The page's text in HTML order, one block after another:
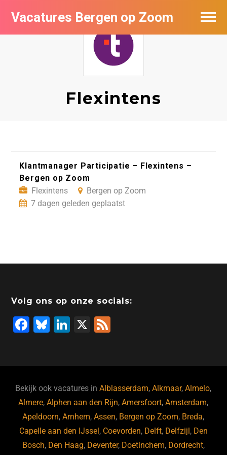
Vacatures Bergen op Zoom
Flexintens
Klantmanager Participatie – Flexintens –
Bergen op Zoom
Flexintens
Bergen op Zoom
7 dagen geleden geplaatst
Volg ons op onze socials:
F
b
o
o
k
Bl
ky
Li
dI
n
X
Bekijk ook vacatures inAlblasserdam,Alkmaar,Almelo,
Almere,Alphen aan den Rijn,Amersfoort,Amsterdam,
Apeldoorn,Arnhem,Assen, Bergen op Zoom, Breda,
Capelle aan den IJssel, Coevorden, Delft, Delfzijl, Den
Bosch, Den Haag, Deventer, Doetinchem, Dordrecht,
Vacatures per bedrijf
De populairste vacatures in Bergen op